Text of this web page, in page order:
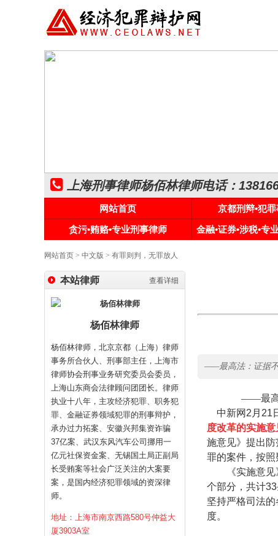
上海刑事律师杨佰林律师电话：
网站首页 京都刑辩•犯
贪污•贿赂•专业刑事律师
金融•证券•涉税•专
网站首页 > 中文版 > 有罪则判，无罪放人
查看详细
本站律师
杨佰林律师
杨佰林律师，北京京都（上海）律师
事务所合伙人、刑事部主任，上海市
律师协会刑事业务研究委员会委员，
上海山东商会法律顾问团团长。律师
执业十八年，主攻经济犯罪、职务犯
罪、金融证券领域犯罪的刑事辩护，
承办过力拓案、安徽兴邦集资诈骗
37亿案、武汉东风汽车公司挪用一
亿元社保资金案、无锡国土局正副局
长受贿案等社会广泛关注的大案要
案，是国内经济犯罪领域的资深律
师。
地址：上海市南京西路580号仲益大
厦3903A室
——最高法：证据不
——最高法：
中新网 2 月 21
度改革的实施意
施意见》提出
罪的案件，按照
《实施意见》
个部分，共计33
坚持严格司法
度。